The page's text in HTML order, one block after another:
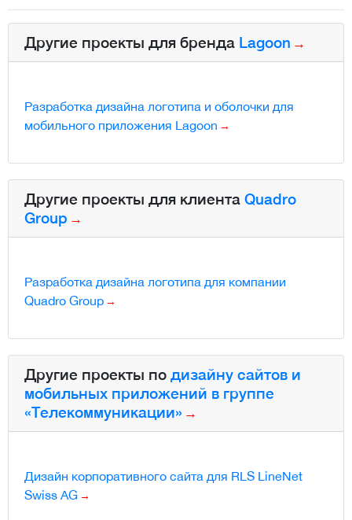
Другие проекты для бренда Lagoon
Разработка дизайна логотипа и оболочки для
мобильного приложения Lagoon
Другие проекты для клиента Quadro
Group
Разработка дизайна логотипа для компании
Quadro Group
Другие проекты по дизайну сайтов и
мобильных приложений в группе
«Телекоммуникации»
Дизайн корпоративного сайта для RLS LineNet
Swiss AG